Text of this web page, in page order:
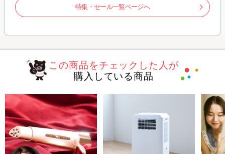
特集・セール一覧ページへ
この商品をチェックした人が
購入している商品